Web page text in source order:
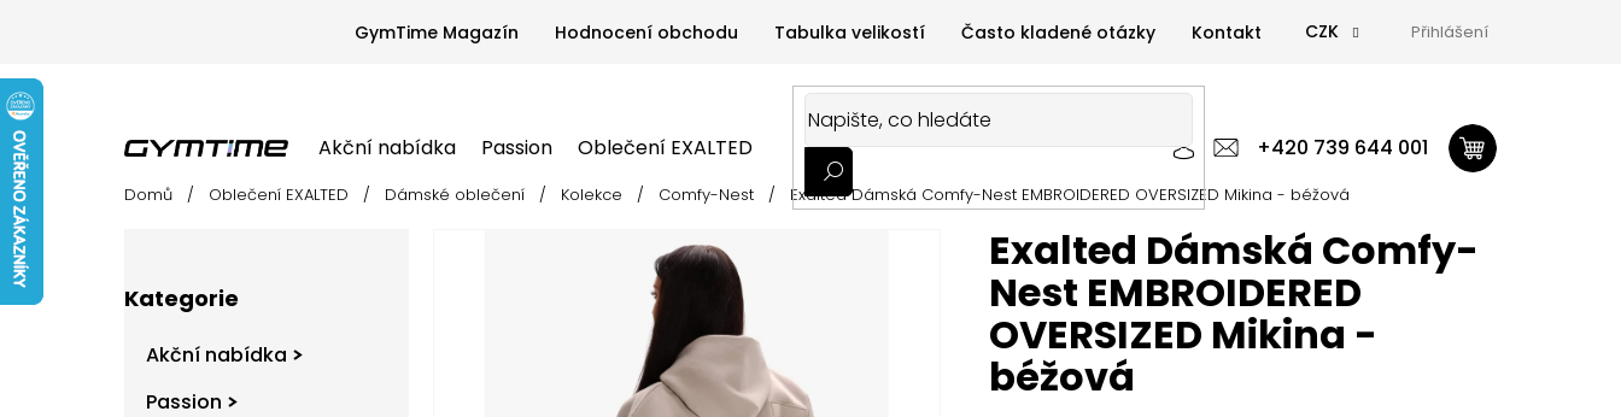
GymTime Magazín Hodnocení obchodu Tabulka velikostí Často kladené otázky Kontakt CZK Přihlášení
+420 739 644 001
Akční nabídka Passion Oblečení EXALTED Oblečení GYMTIME Sportovní výživa Zdravá výživa Doplňky GymTime Magazín
Akční nabídka Passion Oblečení EXALTED Oblečení GYMTIME Sportovní výživa Zdravá výživa Doplňky GymTime Magazín
Domů / Oblečení EXALTED / Dámské oblečení / Kolekce / Comfy-Nest / Exalted Dámská Comfy-Nest EMBROIDERED OVERSIZED Mikina - béžová
kategorie
Kategorie
Akční nabídka
Passion
Exalted Dámská Comfy-
Nest EMBROIDERED
OVERSIZED Mikina -
béžová